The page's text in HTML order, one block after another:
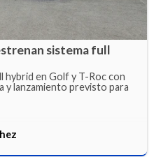
sistema full
hybrid en Golf y T-Roc con
y lanzamiento previsto para